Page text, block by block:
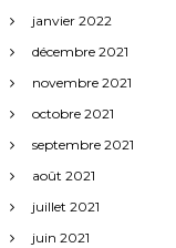
janvier 2022
décembre 2021
novembre 2021
octobre 2021
septembre 2021
août 2021
juillet 2021
juin 2021